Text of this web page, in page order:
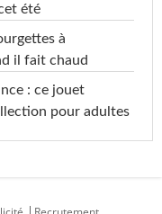
été
à
il fait chaud
: ce jouet
pour adultes